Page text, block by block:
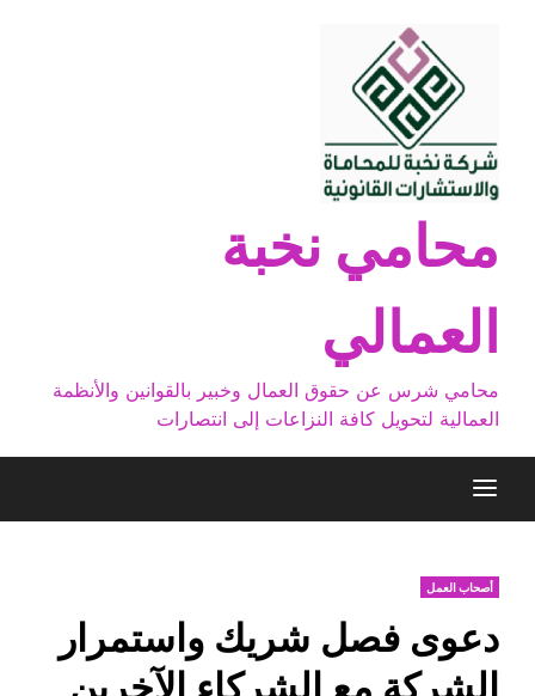
محامي نخبة
العمالي
محامي شرس عن حقوق العمال وخبير بالقوانين والأنظمة
العمالية لتحويل كافة النزاعات إلى انتصارات
أصحاب العمل
دعوى فصل شريك واستمرار